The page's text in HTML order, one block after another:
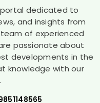
dedicated to
and insights from
of experienced
passionate about
developments in the
knowledge with our